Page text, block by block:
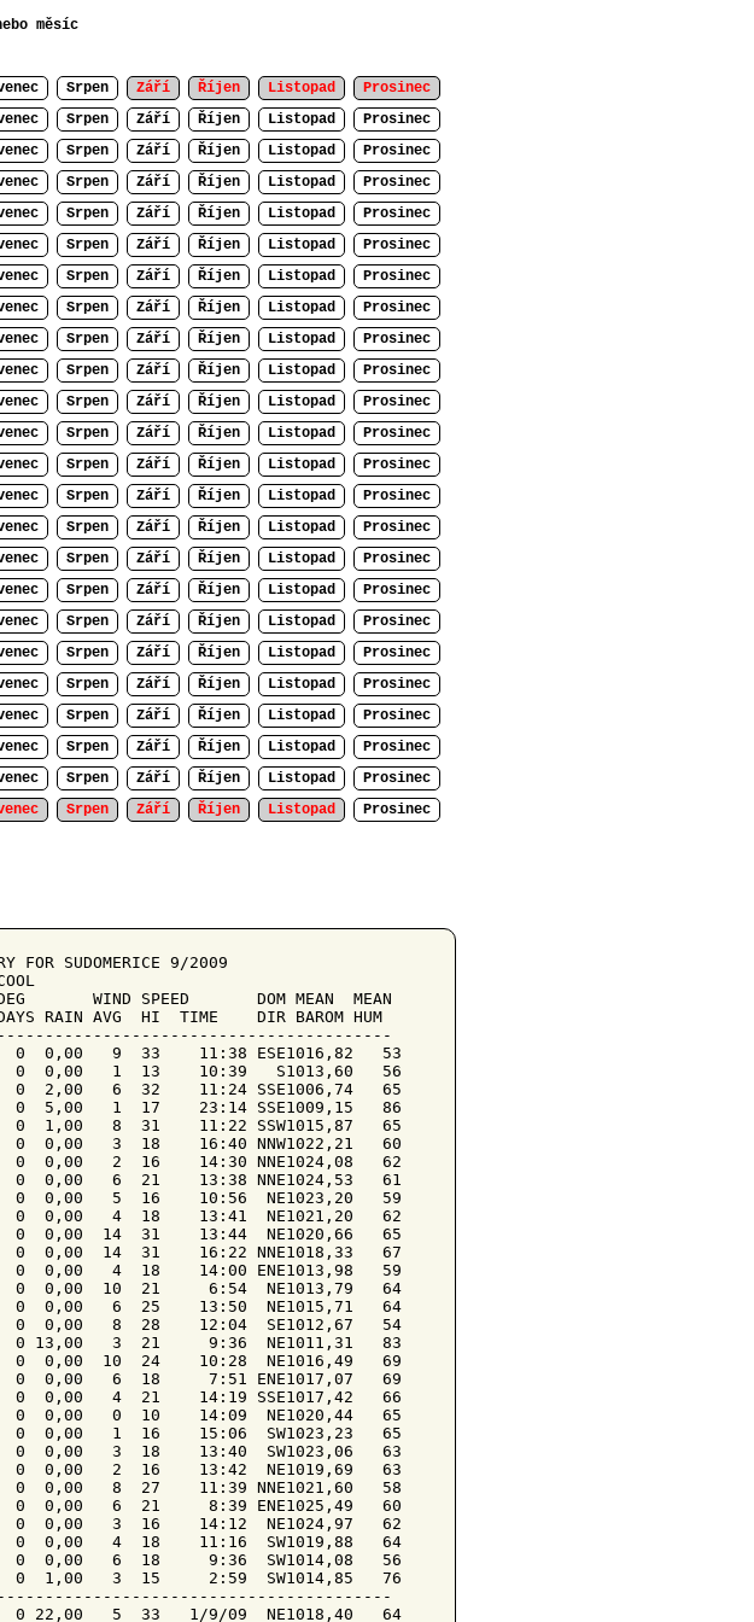
měsíc
Srpen Září Říjen Listopad
Prosinec
Srpen Září Říjen Listopad
Prosinec
Srpen Září Říjen Listopad
Prosinec
Srpen Září Říjen Listopad
Prosinec
Srpen Září Říjen Listopad
Prosinec
Srpen Září Říjen Listopad
Prosinec
Srpen Září Říjen Listopad
Prosinec
Srpen Září Říjen Listopad
Prosinec
Srpen Září Říjen Listopad
Prosinec
Srpen Září Říjen Listopad
Prosinec
Srpen Září Říjen Listopad
Prosinec
Srpen Září Říjen Listopad
Prosinec
Srpen Září Říjen Listopad
Prosinec
Srpen Září Říjen Listopad
Prosinec
Srpen Září Říjen Listopad
Prosinec
Srpen Září Říjen Listopad
Prosinec
Srpen Září Říjen Listopad
Prosinec
Srpen Září Říjen Listopad
Prosinec
Srpen Září Říjen Listopad
Prosinec
Srpen Září Říjen Listopad
Prosinec
Srpen Září Říjen Listopad
Prosinec
Srpen Září Říjen Listopad
Prosinec
Srpen Září Říjen Listopad
Prosinec
Srpen Září Říjen Listopad Prosinec
FOR SUDOMERICE 9/2009
COOL
WIND SPEED       DOM MEAN  MEAN
RAIN AVG  HI  TIME    DIR BAROM HUM
0,00   9  33    11:38 ESE1016,82   53
0,00   1  13    10:39   S1013,60   56
2,00   6  32    11:24 SSE1006,74   65
5,00   1  17    23:14 SSE1009,15   86
1,00   8  31    11:22 SSW1015,87   65
3  18    16:40 NNW1022,21   60
2  16    14:30 NNE1024,08   62
6  21    13:38 NNE1024,53   61
0,00   5  16    10:56  NE1023,20   59
0,00   4  18    13:41  NE1021,20   62
0,00  14  31    13:44  NE1020,66   65
0,00  14  31    16:22 NNE1018,33   67
0,00   4  18    14:00 ENE1013,98   59
0,00  10  21     6:54  NE1013,79   64
0,00   6  25    13:50  NE1015,71   64
0,00   8  28    12:04  SE1012,67   54
13,00   3  21     9:36  NE1011,31   83
0,00  10  24    10:28  NE1016,49   69
0,00   6  18     7:51 ENE1017,07   69
0,00   4  21    14:19 SSE1017,42   66
0,00   0  10    14:09  NE1020,44   65
0,00   1  16    15:06  SW1023,23   65
0,00   3  18    13:40  SW1023,06   63
0,00   2  16    13:42  NE1019,69   63
0,00   8  27    11:39 NNE1021,60   58
0,00   6  21     8:39 ENE1025,49   60
0,00   3  16    14:12  NE1024,97   62
0,00   4  18    11:16  SW1019,88   64
0,00   6  18     9:36  SW1014,08   56
1,00   3  15     2:59  SW1014,85   76
22,00   5  33   1/9/09  NE1018,40   64